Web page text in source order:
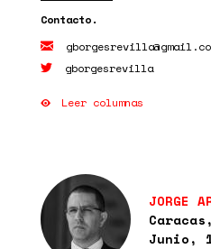
gborgesrevilla
Leer columnas
JORGE
Junio,